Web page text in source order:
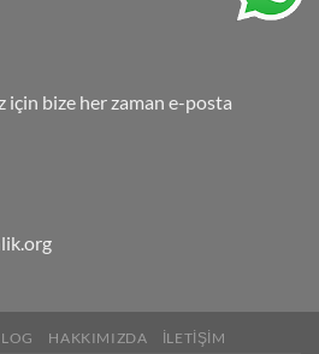
için bize her zaman e-posta
HAKKIMIZDA İLETİŞİM